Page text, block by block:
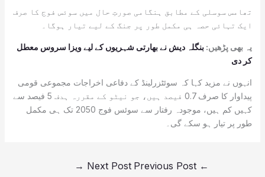
تھامس سوسلی کے مطابق ہنگامی صورتِ حال میں سوئس فوج کا صرف
ایک تہائی حصہ ہی مکمل طور پر جنگ کے لیے تیار ہوگا۔
یہ بھی پڑھیں: بنگلہ دیش نے بھارتی شہریوں کے لیے ویزا سروس معطل
کر دی
انہوں نے مزید کہا کہ سوئٹزرلینڈ کے دفاعی اخراجات مجموعی قومی
پیداوار کا صرف 0.7 فیصد ہیں، جو نیٹو کے مقررہ ہدف 5 فیصد سے
کہیں کم ہیں، موجودہ رفتار سے سوئس فوج 2050 تک ہی مکمل
طور پر تیار ہو سکے گی۔
←
Next Post
→